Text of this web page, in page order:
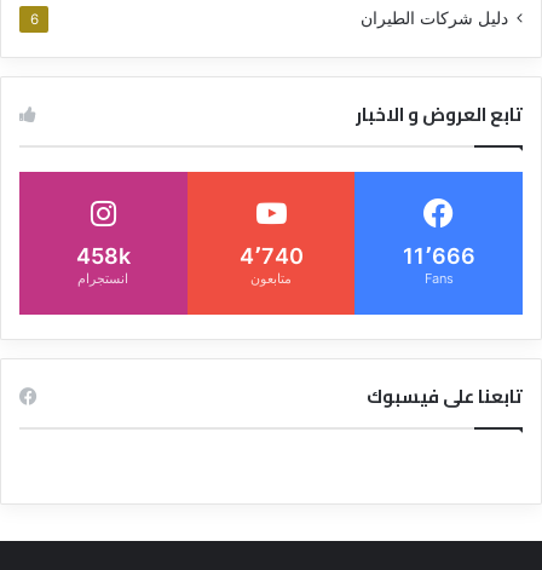
دليل شركات الطيران 6
تابع العروض و الاخبار
11٬666
Fans
4٬740
متابعون
458k
انستجرام
تابعنا على فيسبوك